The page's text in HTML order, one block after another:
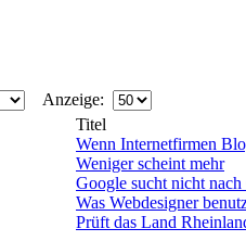
Anzeige:
Titel
Wenn Internetfirmen
Weniger scheint mehr
Google sucht nicht
Was Webdesigner
Prüft das Land